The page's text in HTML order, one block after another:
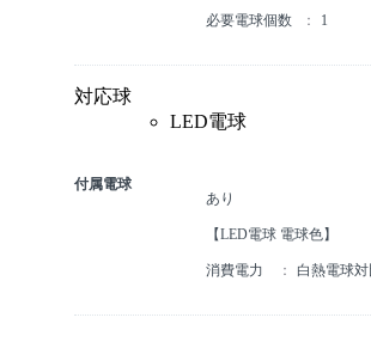
必要電球個数 1
対応球
LED電球
付属電球
あり
【LED電球 電球⾊】
消費電力 白熱電球